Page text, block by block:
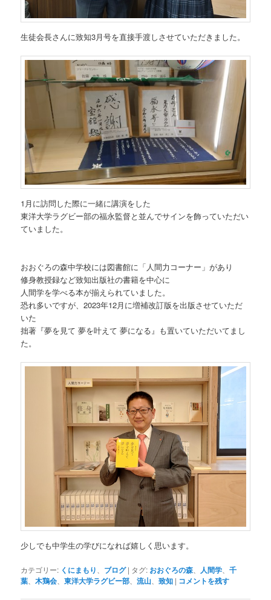
生徒会長さんに致知3月号を直接手渡しさせていただきました。
1月に訪問した際に一緒に講演をした
東洋大学ラグビー部の福永監督と並んでサインを飾っていただい
ていました。
おおぐろの森中学校には図書館に「人間力コーナー」があり
修身教授録など致知出版社の書籍を中心に
人間学を学べる本が揃えられていました。
恐れ多いですが、2023年12月に増補改訂版を出版させていただ
いた
拙著『夢を見て 夢を叶えて 夢になる』も置いていただいてまし
た。
少しでも中学生の学びになれば嬉しく思います。
カテゴリー: くにまもり ブログ | タグ: おおぐろの森 人間学 、千
葉 、木鶏会 、東洋大学ラグビー部 、流山 、致知 | コメントを残す